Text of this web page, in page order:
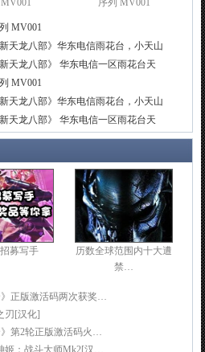
序列 MV001
MV001
新天龙八部》华东电信雨花台，小天山
新天龙八部》 华东电信一区雨花台天
MV001
新天龙八部》华东电信雨花台，小天山
新天龙八部》 华东电信一区雨花台天
募写手
历数全球范围内十大遭
禁…
》正版激活码两次获奖…
刃[汉化]
》第2轮正版激活码火…
姬：战斗大师Mk2[汉…